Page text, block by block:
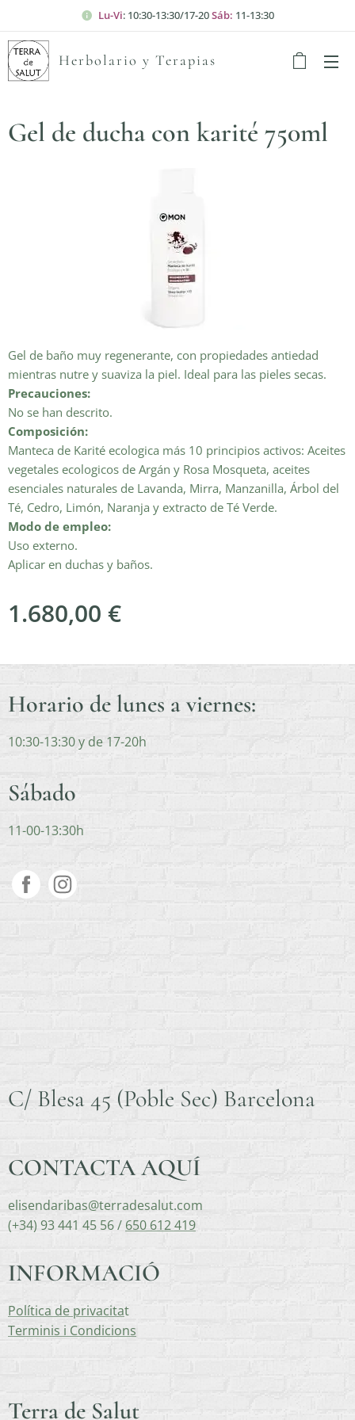
Lu-Vi: 10:30-13:30/17-20Sáb: 11-13:30
Herbolario y Terapias
Gel de ducha con karité 750ml
Gel de baño muy regenerante, con propiedades antiedad
mientras nutre y suaviza la piel. Ideal para las pieles secas.
Precauciones:
No se han descrito.
Composición:
Manteca de Karité ecologica más 10 principios activos: Aceites
vegetales ecologicos de Argán y Rosa Mosqueta, aceites
esenciales naturales de Lavanda, Mirra, Manzanilla, Árbol del
Té, Cedro, Limón, Naranja y extracto de Té Verde.
Modo de empleo:
Uso externo.
Aplicar en duchas y baños.
1.680,00 €
Horario de lunes a viernes:
10:30-13:30 y de 17-20h
Sábado
11-00-13:30h
C/ Blesa 45 (Poble Sec) Barcelona
CONTACTA AQUÍ
elisendaribas@terradesalut.com
(+34) 93 441 45 56 / 650 612 419
INFORMACIÓ
Política de privacitat
Terminis i Condicions
Terra de Salut